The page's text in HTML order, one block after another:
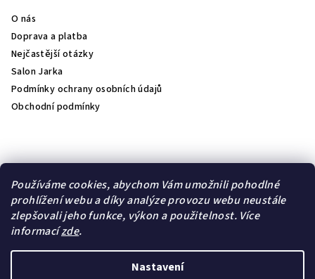
Používáme cookies, abychom Vám umožnili pohodlné
prohlížení webu a díky analýze provozu webu neustále
zlepšovali jeho funkce, výkon a použitelnost. Více
informacízde.
Nastavení
O nás
Doprava a platba
Nejčastější otázky
Salon Jarka
Podmínky ochrany osobních údajů
Obchodní podmínky